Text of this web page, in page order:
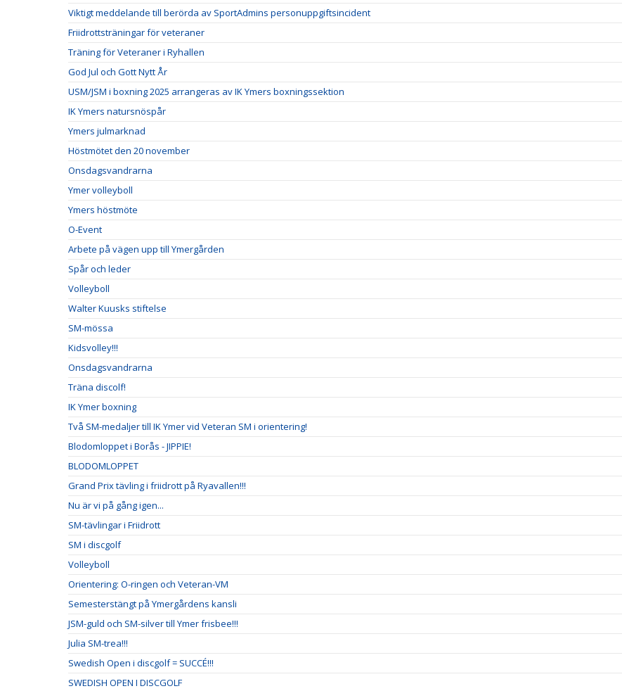
Viktigt meddelande till berörda av SportAdmins personuppgiftsincident
Friidrottsträningar för veteraner
Träning för Veteraner i Ryhallen
God Jul och Gott Nytt År
USM/JSM i boxning 2025 arrangeras av IK Ymers boxningssektion
IK Ymers natursnöspår
Ymers julmarknad
Höstmötet den 20 november
Onsdagsvandrarna
Ymer volleyboll
Ymers höstmöte
O-Event
Arbete på vägen upp till Ymergården
Spår och leder
Volleyboll
Walter Kuusks stiftelse
SM-mössa
Kidsvolley!!!
Onsdagsvandrarna
Träna discolf!
IK Ymer boxning
Två SM-medaljer till IK Ymer vid Veteran SM i orientering!
Blodomloppet i Borås - JIPPIE!
BLODOMLOPPET
Grand Prix tävling i friidrott på Ryavallen!!!
Nu är vi på gång igen...
SM-tävlingar i Friidrott
SM i discgolf
Volleyboll
Orientering: O-ringen och Veteran-VM
Semesterstängt på Ymergårdens kansli
JSM-guld och SM-silver till Ymer frisbee!!!
Julia SM-trea!!!
Swedish Open i discgolf = SUCCÉ!!!
SWEDISH OPEN I DISCGOLF